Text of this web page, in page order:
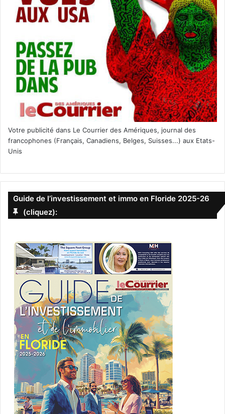
Votre publicité dans Le Courrier des Amériques, journal des
francophones (Français, Canadiens, Belges, Suisses...) aux Etats-
Unis
Guide de l’investissement et immo en Floride 2025-26
(cliquez):